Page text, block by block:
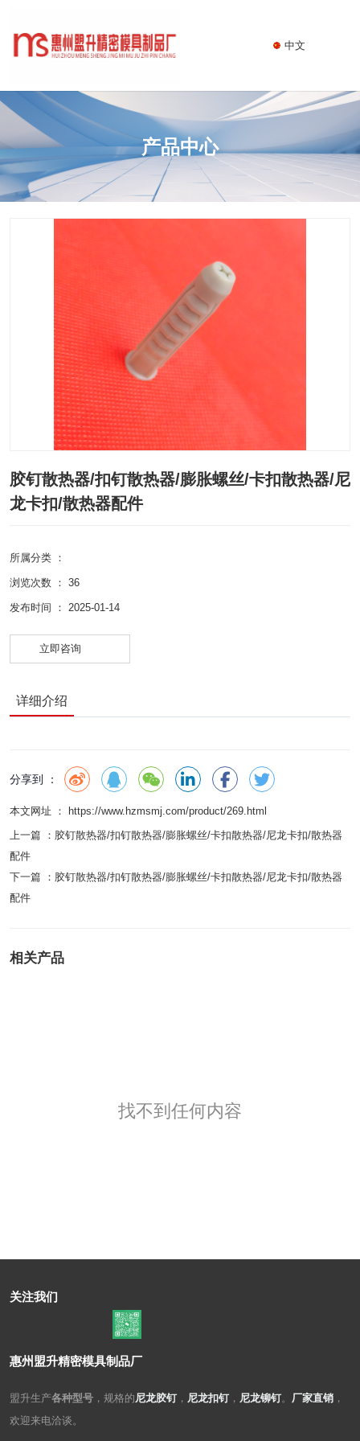
中文
产品中心
胶钉散热器/扣钉散热器/膨胀螺丝/卡扣散热器/尼
龙卡扣/散热器配件
所属分类 ：
浏览次数 ： 36
发布时间 ： 2025-01-14
立即咨询
详细介绍
分享到 ：
本文网址 ： https://www.hzmsmj.com/product/269.html
上一篇 ： 胶钉散热器/扣钉散热器/膨胀螺丝/卡扣散热器/尼龙卡扣/散热器
配件
下一篇 ： 胶钉散热器/扣钉散热器/膨胀螺丝/卡扣散热器/尼龙卡扣/散热器
配件
相关产品
找不到任何内容
关注我们
惠州盟升精密模具制品厂
盟升生产各种型号 ，规格的尼龙胶钉， 尼龙扣钉， 尼龙铆钉。 厂家直销 ，
欢迎来电洽谈。